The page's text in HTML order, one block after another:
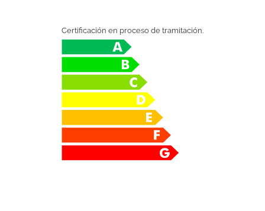
Certificación en proceso de tramitación.